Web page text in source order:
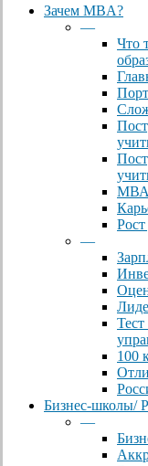
Close
Зачем MBA?
—
Что
МВА:
—
100
Бизнес-школы/
—